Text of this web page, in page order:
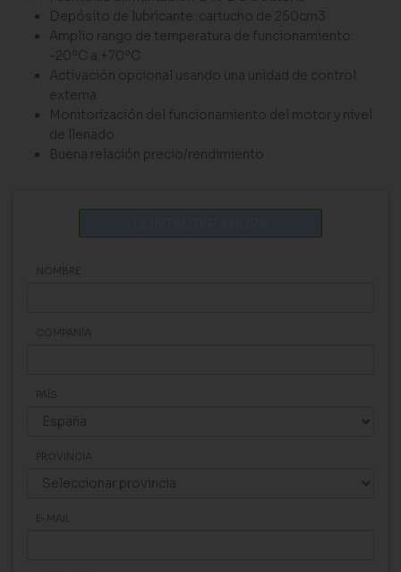
Depósito de lubricante: cartucho de 250cm3
Amplio rango de temperatura de funcionamiento:
-20ºC a +70ºC
Activación opcional usando una unidad de control
externa
Monitorización del funcionamiento del motor y nivel
de llenado
Buena relación precio/rendimiento
NOMBRE
COMPANÍA
PAÍS
PROVINCIA
E-MAIL